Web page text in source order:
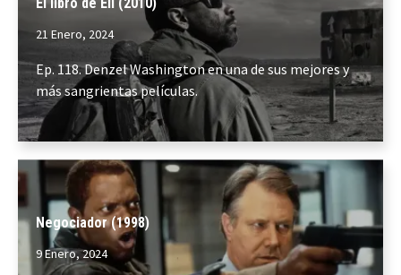
21 Enero, 2024
Ep. 118. Denzel Washington en una de sus mejores y
más sangrientas películas.
Negociador (1998)
9 Enero, 2024